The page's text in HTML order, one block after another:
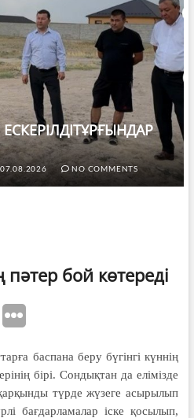
NO COMMENTS
бой көтереді
баспана беру бүгінгі күннің
бірі. Сондықтан да елімізде
түрде жүзеге асырылып
бағдарламалар іске қосылып,